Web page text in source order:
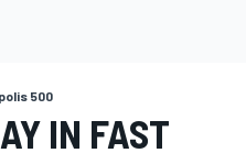
500
IN FAST